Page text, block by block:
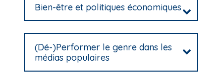
Bien-être et politiques économiques
(Dé-)Performer le genre dans les
médias populaires